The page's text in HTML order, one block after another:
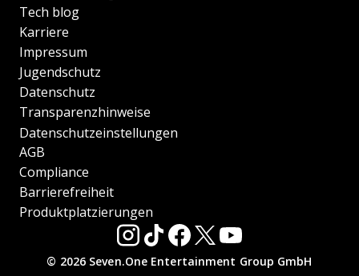
Tech blog
Karriere
Impressum
Jugendschutz
Datenschutz
Transparenzhinweise
Datenschutzeinstellungen
AGB
Compliance
Barrierefreiheit
Produktplatzierungen
© 2026 Seven.One Entertainment Group GmbH